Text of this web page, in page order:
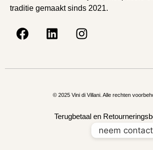
traditie gemaakt sinds 2021.
© 2025 Vini di Villani. Alle rechten
Terugbetaal en
neem